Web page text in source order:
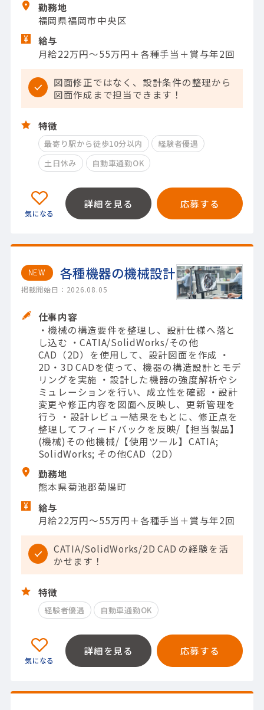
勤務地
福岡県福岡市中央区
給与
月給22万円～55万円＋各種手当＋賞与年2回
図面修正ではなく、設計条件の整理から
図面作成まで担当できます！
特徴
最寄り駅から徒歩10分以内
経験者優遇
土日休み
自動車通勤OK
詳細を見る 応募する
NEW 各種機器の機械設計
掲載開始日：2026.08.05
仕事内容
・機械の構造要件を整理し、設計仕様へ落と
し込む ・CATIA/SolidWorks/その他
CAD（2D）を使用して、設計図面を作成 ・
2D・3D CADを使って、機器の構造設計とモデ
リングを実施 ・設計した機器の強度解析やシ
ミュレーションを行い、成立性を確認 ・設計
変更や修正内容を図面へ反映し、更新管理を
行う ・設計レビュー結果をもとに、修正点を
整理してフィードバックを反映/【担当製品】
(機械)その他機械/【使用ツール】CATIA;
SolidWorks; その他CAD（2D）
勤務地
熊本県菊池郡菊陽町
給与
月給22万円～55万円＋各種手当＋賞与年2回
CATIA/SolidWorks/2D CAD の経験を活
かせます！
特徴
経験者優遇 自動車通勤OK
詳細を見る 応募する